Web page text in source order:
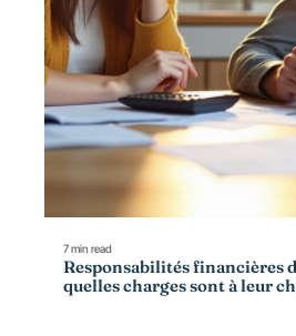
7 min read
Responsabilités financières
quelles charges sont à leur